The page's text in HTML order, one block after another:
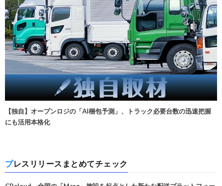
【独自】オープンロジの「AI梱包予測」、トラック必要台数の迅速把握
にも活用本格化
プレスリリースまとめてチェック